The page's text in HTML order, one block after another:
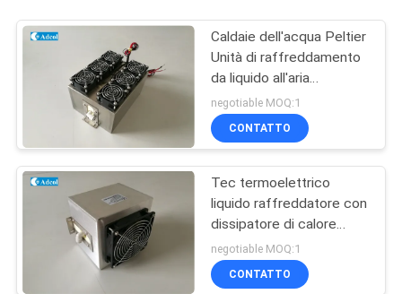
Caldaie dell'acqua Peltier
Unità di raffreddamento
da liquido all'aria
Assemblea
termoelettrica
negotiable MOQ:1
CONTATTO
Tec termoelettrico
liquido raffreddatore con
dissipatore di calore
miglior raffreddamento
negotiable MOQ:1
CONTATTO